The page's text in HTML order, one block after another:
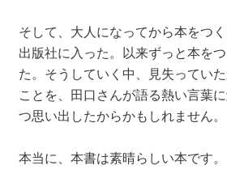
そして、大人になってから本をつく
出版社に入った。以来ずっと本を
た。そうしていく中、見失ってい
ことを、田口さんが語る熱い言葉
つ思い出したからかもしれません。
本当に、本書は素晴らしい本です。